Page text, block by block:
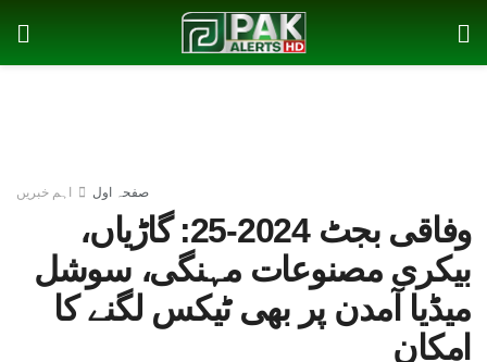
صفحہ اول اہم خبریں
وفاقی بجٹ 2024-25: گاڑیاں،
بیکری مصنوعات مہنگی، سوشل
میڈیا آمدن پر بھی ٹیکس لگنے کا
امکان